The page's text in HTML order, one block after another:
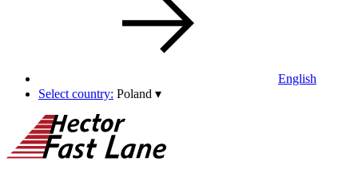
English
Select country: Poland ▾